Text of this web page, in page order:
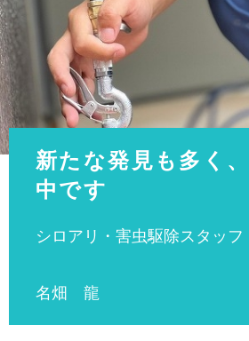
新たな発見も多く
中です
シロアリ・害虫駆除スタッフ
名畑 龍